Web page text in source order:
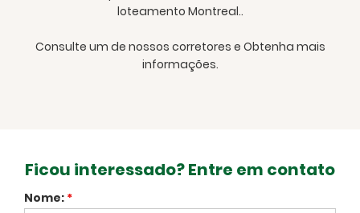
loteamento Montreal..
Consulte um de nossos corretores e Obtenha mais
informações.
Ficou interessado? Entre em contato
Nome: *